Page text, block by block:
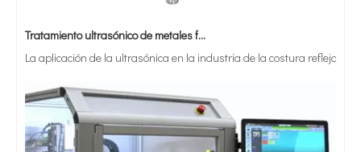
La aplicación de la ultrasónica en la industria de la costura refleja